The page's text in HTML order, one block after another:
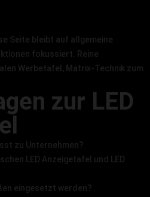
Seite bleibt auf allgemeine
fokussiert. Reine
Werbetafel, Matrix-Technik zum
zur LED
zu Unternehmen?
LED Anzeigetafel und LED
eingesetzt werden?